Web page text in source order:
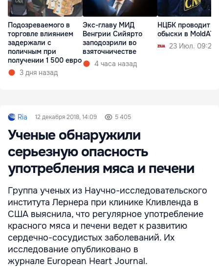
Подозреваемого в
торговле влиянием
задержали с
поличным при
получении 1 500 евро
3 дня назад
Экс-главу МИД
Венгрии Сийярто
заподозрили во
взяточничестве
4 часа назад
НЦБК проводит
обыски в
23 Июл. 09:24
Ria 12 декабря 2018, 14:09 5 405
Ученые обнаружили
серьезную опасность
употребления мяса и печени
Группа ученых из Научно-исследовательского
института Лернера при клинике Кливленда в
США выяснила, что регулярное употребление
красного мяса и печени ведет к развитию
сердечно-сосудистых заболеваний. Их
исследование опубликовано в
журнале European Heart Journal.